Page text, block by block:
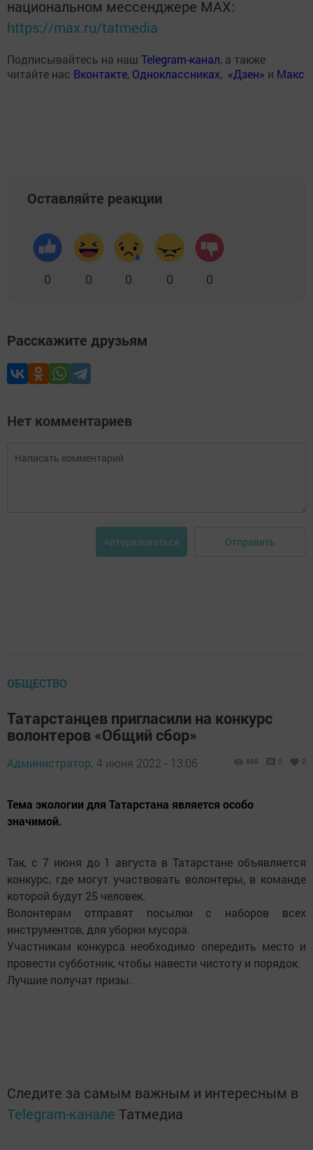
национальном мессенджере MАХ:
https://max.ru/tatmedia
Подписывайтесь на наш Telegram-канал, а также
читайте нас Вконтакте, Одноклассниках, «Дзен» и Макс
Оставляйте реакции
0 0 0 0 0
Расскажите друзьям
Нет комментариев
Авторизоваться Отправить
ОБЩЕСТВО
Татарстанцев пригласили на конкурс
волонтеров «Общий сбор»
Администратор, 4 июня 2022 - 13:06 899 0 0
Тема экологии для Татарстана является особо
значимой.
Так, с 7 июня до 1 августа в Татарстане объявляется
конкурс, где могут участвовать волонтеры, в команде
которой будут 25 человек.
Волонтерам отправят посылки с наборов всех
инструментов, для уборки мусора.
Участникам конкурса необходимо опередить место и
провести субботник, чтобы навести чистоту и порядок.
Лучшие получат призы.
Следите за самым важным и интересным в
Telegram-канале Татмедиа